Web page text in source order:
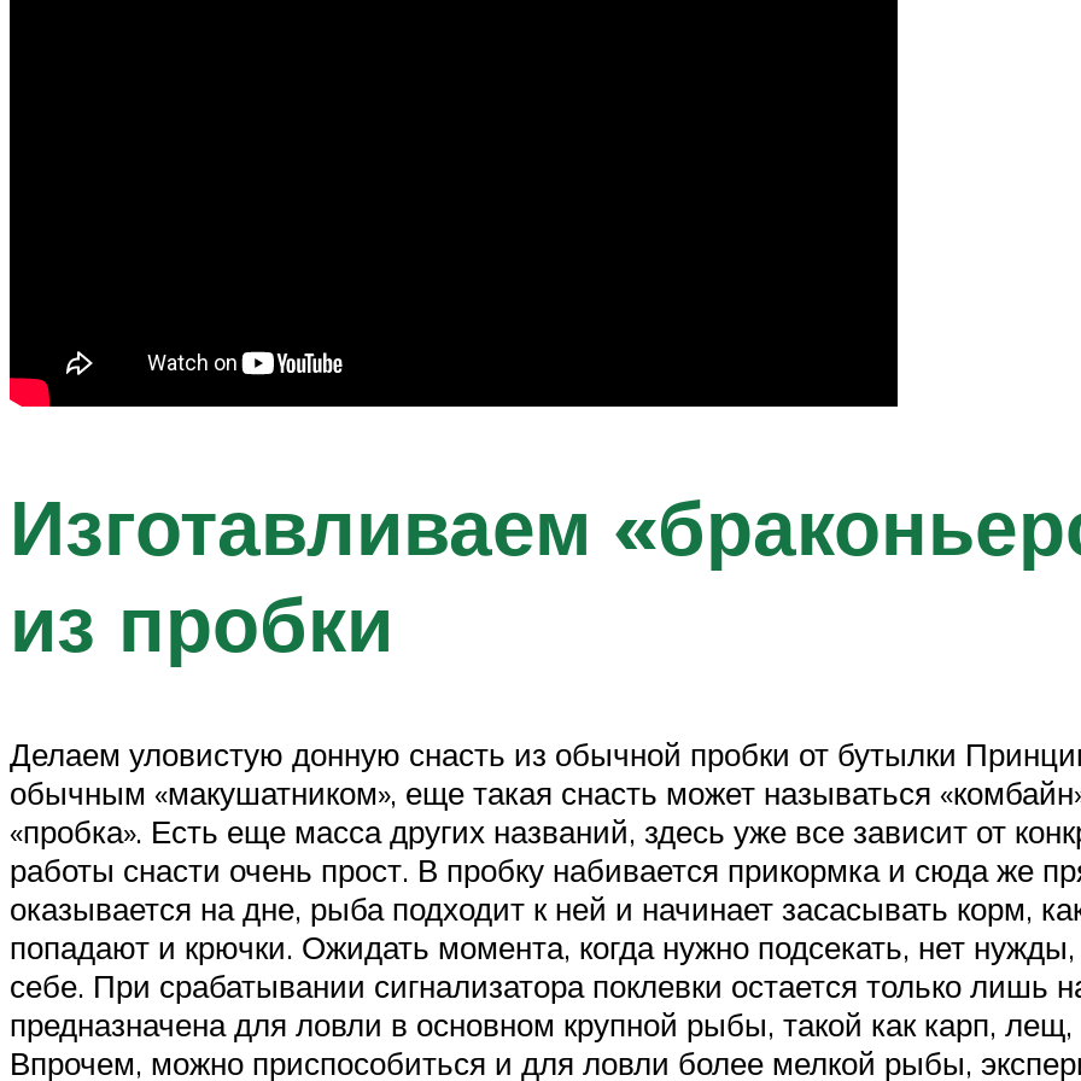
Изготавливаем
из пробки
Делаем уловистую донную снасть из обычной пробки от бутылки
обычным «макушатником», еще такая снасть может называться
«пробка». Есть еще масса других названий, здесь уже все зависит от
работы снасти очень прост. В пробку набивается прикормка и сюда же
оказывается на дне, рыба подходит к ней и начинает засасывать корм,
попадают и крючки. Ожидать момента, когда нужно подсекать, нет
себе. При срабатывании сигнализатора поклевки остается только лишь
предназначена для ловли в основном крупной рыбы, такой как карп, лещ,
Впрочем, можно приспособиться и для ловли более мелкой рыбы,